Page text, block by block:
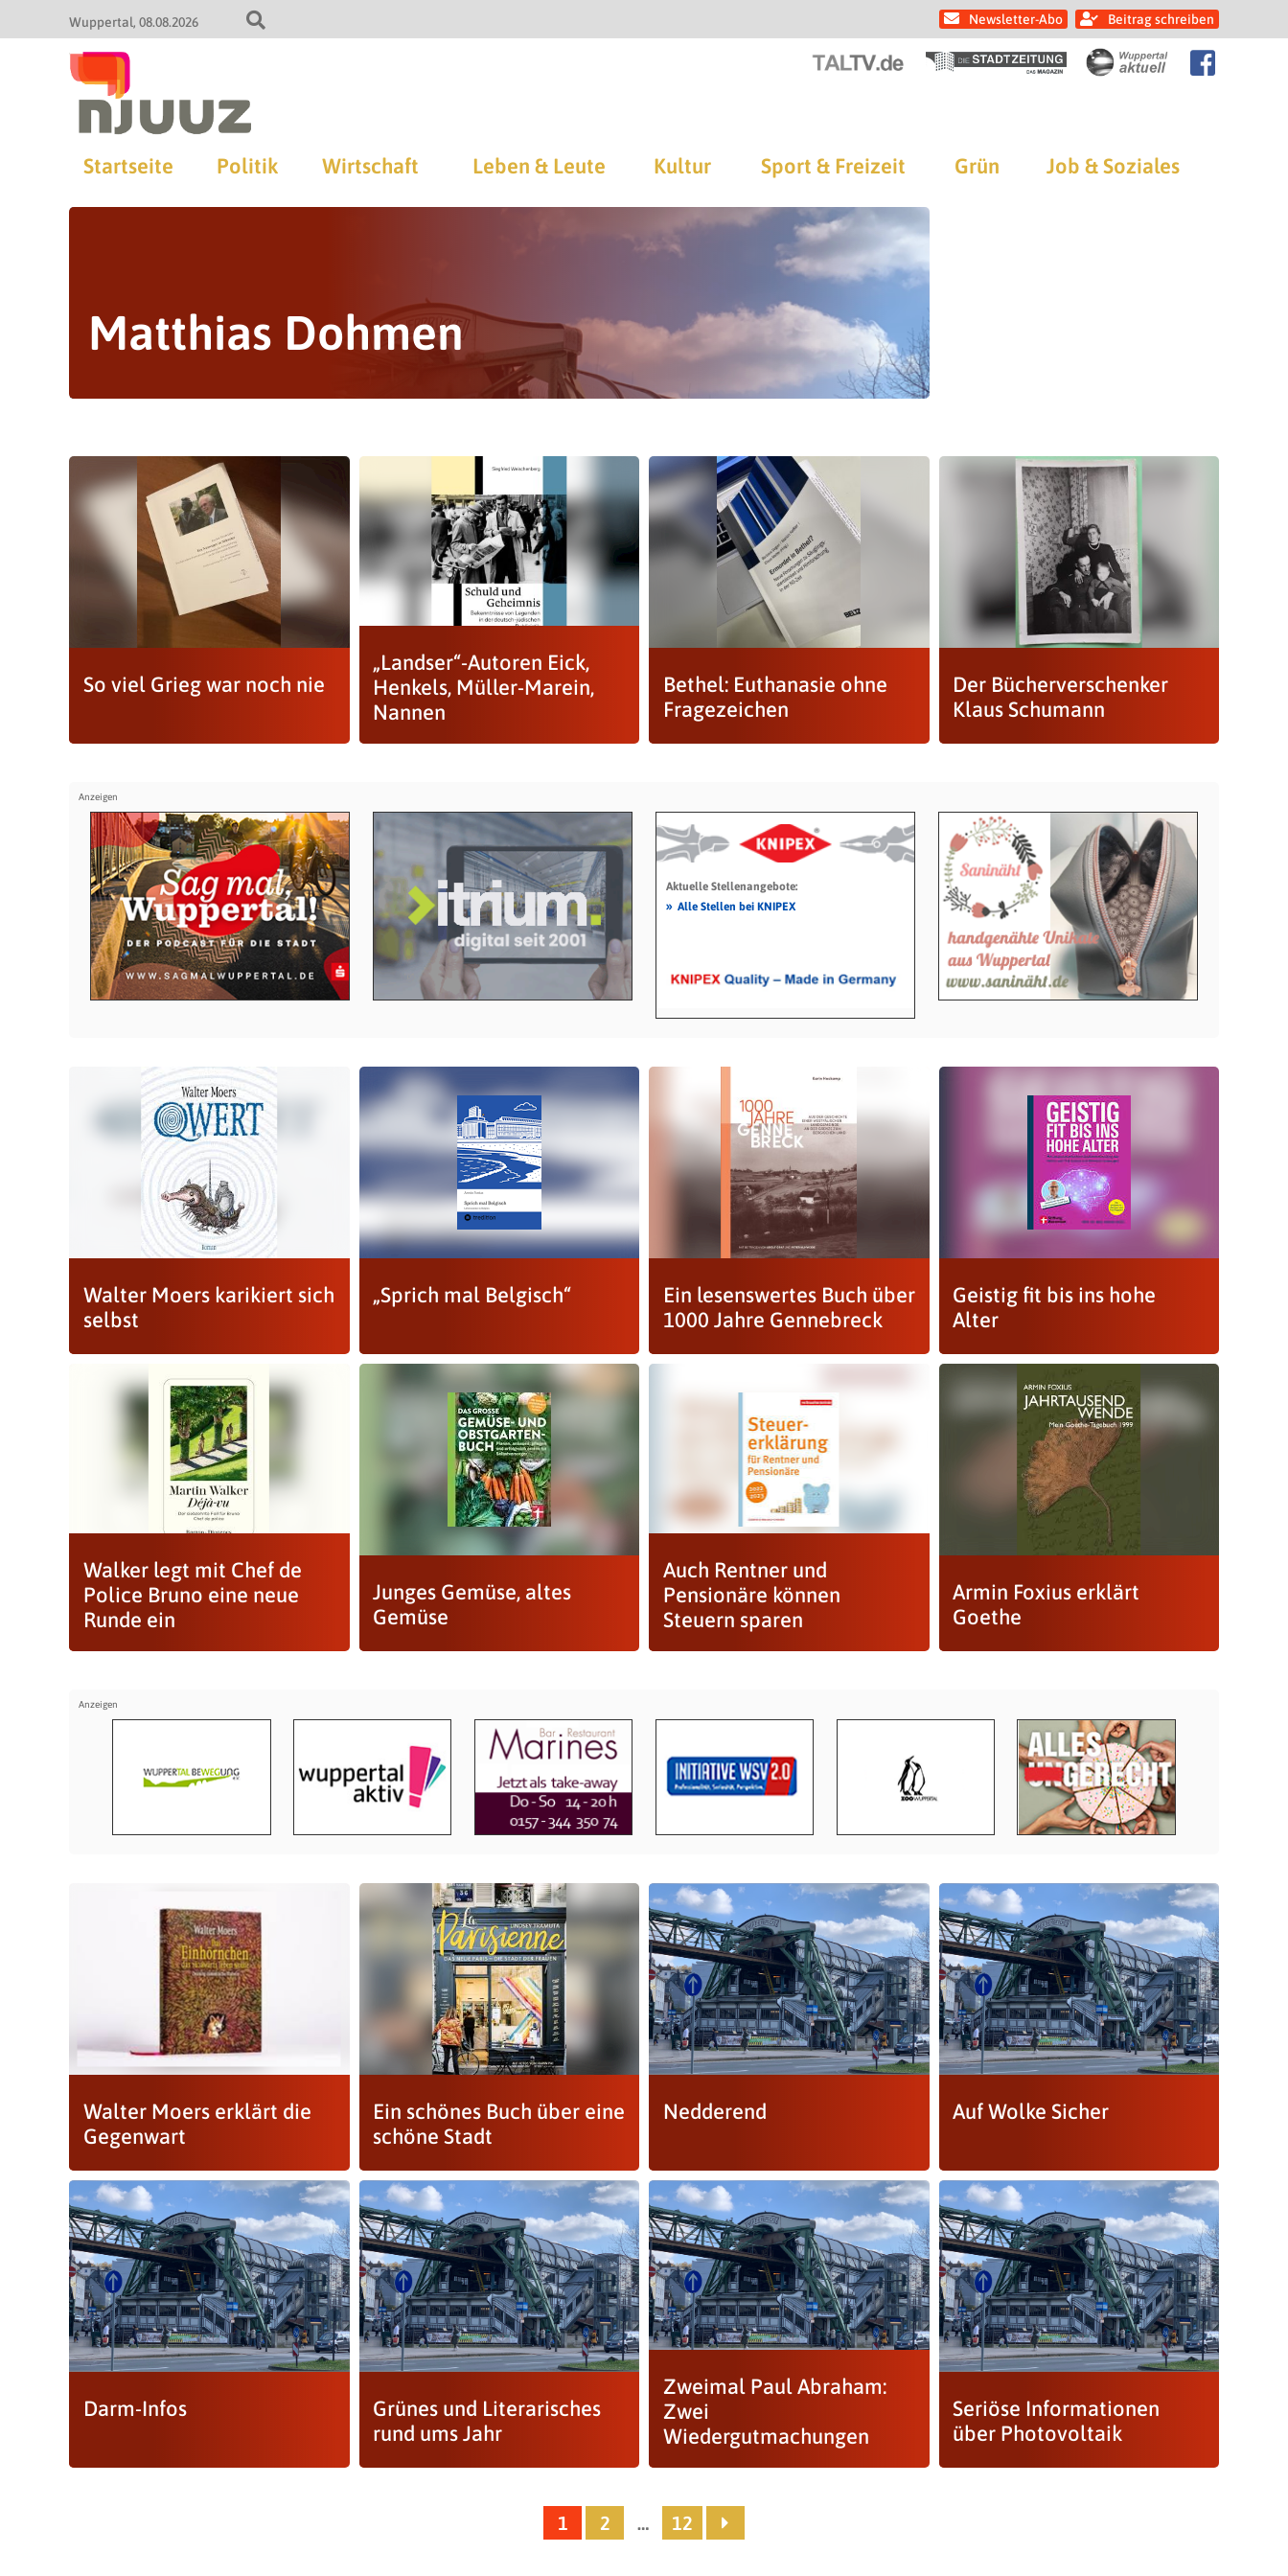
Wuppertal 08.08.2026 Newsletter-Abo Beitrag schreiben
Startseite Politik Wirtschaft Leben & Leute Kultur Sport & Freizeit Grün Job & Soziales
Matthias Dohmen
So viel Grieg war noch nie
„Landser“-Autoren Eick,
Henkels, Müller-Marein,
Nannen
Bethel: Euthanasie ohne
Fragezeichen
Der Bücherverschenker
Klaus Schumann
Aktuelle Stellenangebote:
» Alle Stellen bei KNIPEX
Walter Moers karikiert sich
selbst
„Sprich mal Belgisch“
Ein lesenswertes Buch über
1000 Jahre Gennebreck
Geistig fit bis ins hohe
Alter
Walker legt mit Chef de
Police Bruno eine neue
Runde ein
Junges Gemüse, altes
Gemüse
Auch Rentner und
Pensionäre können
Steuern sparen
Armin Foxius erklärt
Goethe
Walter Moers erklärt die
Gegenwart
Ein schönes Buch über eine
schöne Stadt
Nedderend Auf Wolke Sicher
Darm-Infos
Grünes und Literarisches
rund ums Jahr
Zweimal Paul Abraham:
Zwei
Wiedergutmachungen
Seriöse Informationen
über Photovoltaik
1 2 … 12